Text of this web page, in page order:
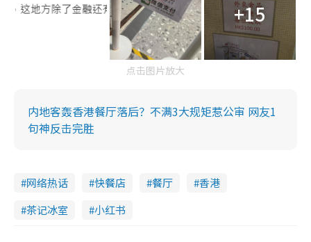
+15
点击图片放大
内地客轰香港餐厅落后？不满3大规矩惹公审 网友1
句神反击完胜
网络热话 快餐店 餐厅
香港
茶记冰室
小红书